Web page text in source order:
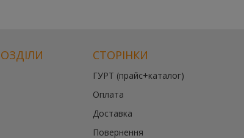
СТОРІНКИ
ГУРТ (прайс+каталог)
Оплата
Доставка
Повернення